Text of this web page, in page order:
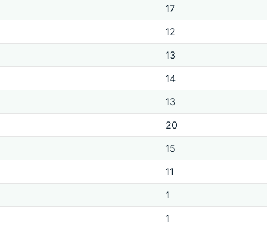
17
12
13
14
13
20
15
11
1
1